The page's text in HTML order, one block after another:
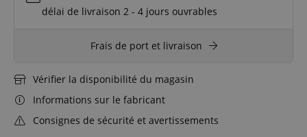
délai de livraison 2 - 4 jours ouvrables
Frais de port et livraison
Vérifier la disponibilité du magasin
Informations sur le fabricant
Consignes de sécurité et avertissements